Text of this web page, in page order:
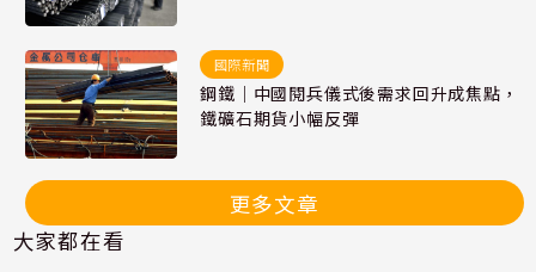
國際新聞
鋼鐵｜中國閱兵儀式後需求回升成焦點，
鐵礦石期貨小幅反彈
更多文章
大家都在看